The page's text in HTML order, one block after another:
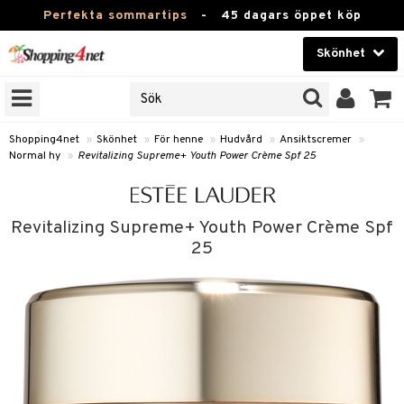
Perfekta sommartips - 45 dagars öppet köp
Skönhet
Skönhet
Kontaktlinser
Hem & Inredning
Leksaker, Barn & Baby
Shopping4net » Skönhet » För henne » Hudvård » Ansiktscremer »
Normal hy » Revitalizing Supreme+ Youth Power Crème Spf 25
Revitalizing Supreme+ Youth Power Crème Spf
25
/ Kammar